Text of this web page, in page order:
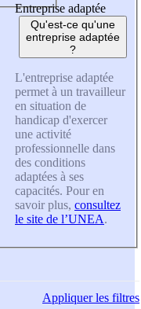
Entreprise adaptée
Qu'est-ce qu'une
entreprise adaptée
?
L'entreprise adaptée
permet à un travailleur
en situation de
handicap d'exercer
une activité
professionnelle dans
des conditions
adaptées à ses
capacités. Pour en
savoir plus, consultez
le site de l’UNEA.
Appliquerles filtres